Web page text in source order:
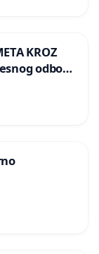
KROZ
odbora